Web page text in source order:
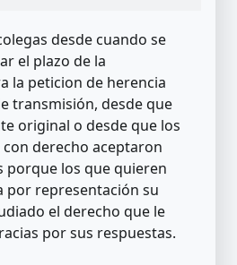
desde cuando se
el plazo de la
la peticion de herencia
transmisión, desde que
original o desde que los
derecho aceptaron
porque los que quieren
por representación su
el derecho que le
por sus respuestas.